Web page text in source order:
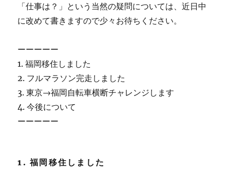
「仕事は？」という当然の疑問については、近日中
に改めて書きますので少々お待ちください。
ーーーーー
1. 福岡移住しました
2. フルマラソン完走しました
3. 東京→福岡自転車横断チャレンジします
4. 今後について
ーーーーー
1. 福岡移住しました